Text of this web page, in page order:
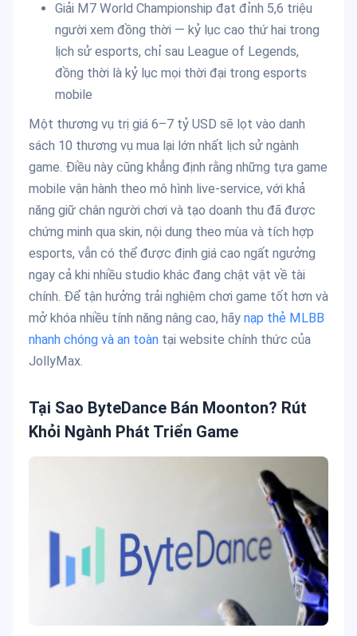
Giải M7 World Championship đạt đỉnh 5,6 triệu
người xem đồng thời — kỷ lục cao thứ hai trong
lịch sử esports, chỉ sau League of Legends,
đồng thời là kỷ lục mọi thời đại trong esports
mobile
Một thương vụ trị giá 6–7 tỷ USD sẽ lọt vào danh
sách 10 thương vụ mua lại lớn nhất lịch sử ngành
game. Điều này cũng khẳng định rằng những tựa game
mobile vận hành theo mô hình live-service, với khả
năng giữ chân người chơi và tạo doanh thu đã được
chứng minh qua skin, nội dung theo mùa và tích hợp
esports, vẫn có thể được định giá cao ngất ngưởng
ngay cả khi nhiều studio khác đang chật vật về tài
chính. Để tận hưởng trải nghiệm chơi game tốt hơn và
mở khóa nhiều tính năng nâng cao, hãy nạp thẻ MLBB
nhanh chóng và an toàn tại website chính thức của
JollyMax.
Tại Sao ByteDance Bán Moonton? Rút
Khỏi Ngành Phát Triển Game